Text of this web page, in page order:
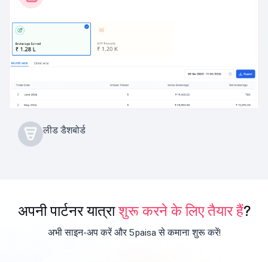
अपनी पार्टनर यात्राशुरू करने के लिए तैयार हैं?
अभी साइन-अप करें और 5paisa से कमाना शुरू करें!